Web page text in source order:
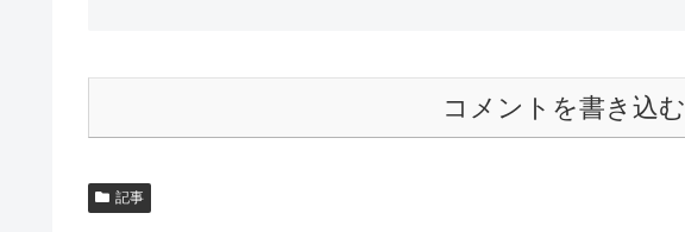
コメントを書き込む
記事